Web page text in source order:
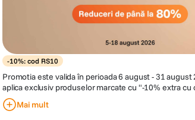
-10%: cod RS10
Promotia este valida în perioada 6 august - 31
aplica exclusiv produselor marcate cu "-10% extra
de discount RS10 in cosul de cumparaturi, inainte de
10% din pretul afisat al produselor eligibile.
Mai mult